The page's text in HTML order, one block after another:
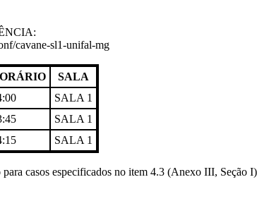
cavane-sl1-unifal-mg
SALA
SALA 1
SALA 1
SALA 1
casos especificados no item 4.3 (Anexo III, Seção